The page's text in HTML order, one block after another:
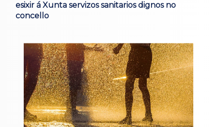
esixir á Xunta servizos sanitarios dignos no
concello